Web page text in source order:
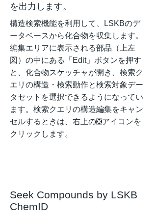
を出力します。
構造検索機能を利用して、LSKBのデ
ータベースから化合物を収集します。
編集エリアに表示される部品（上左
図）の中にある「Edit」ボタンを押す
と、化合物スケッチャが開き、検索ク
エリの構造・検索動作と検索対象デー
タセットを選択できるようになってい
ます。検索クエリの構造編集をキャン
セルするときは、右上の❎アイコンを
クリックします。
Seek Compounds by LSKB
ChemID